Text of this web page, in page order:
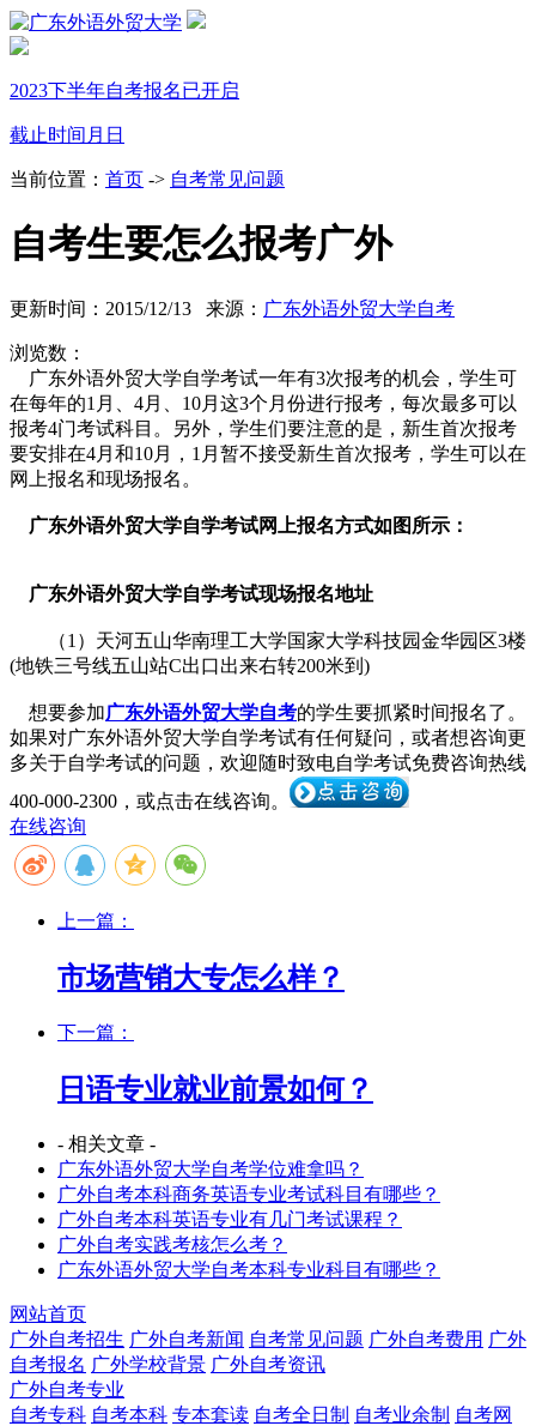
2023下半年自考报名已开启
截止时间 月 日
当前位置： 首页 -> 自考常见问题
自考生要怎么报考广外
更新时间：2015/12/13 来源： 广东外语外贸大学自考
浏览数：
广东外语外贸大学自学考试一年有3次报考的机会，学生可
在每年的1月、4月、10月这3个月份进行报考，每次最多可以
报考4门考试科目。另外，学生们要注意的是，新生首次报考
要安排在4月和10月，1月暂不接受新生首次报考，学生可以在
网上报名和现场报名 。
广东外语外贸大学自学考试网上报名方式如图所示：
广东外语外贸大学自学考试现场报名地址
（1）天河五山华南理工大学国家大学科技园金华园区3楼
(地铁三号线五山站C出口出来右转200米到)
想要参加广东外语外贸大学自考的学生要抓紧时间报名了。
如果对广东外语外贸大学自学考试有任何疑问，或者想咨询更
多关于自学考试的问题，欢迎随时致电自学考试免费咨询热线
400-000-2300 ，或点击在线咨询。
在线咨询
上一篇：
市场营销大专怎么样？
下一篇：
日语专业就业前景如何？
- 相关文章 -
广东外语外贸大学自考学位难拿吗？
广外自考本科商务英语专业考试科目有哪些？
广外自考本科英语专业有几门考试课程？
广外自考实践考核怎么考？
广东外语外贸大学自考本科专业科目有哪些？
网站首页
广外自考招生 广外自考新闻 自考常见问题 广外自考费用 广外
自考报名 广外学校背景 广外自考资讯
广外自考专业
自考专科 自考本科 专本套读 自考全日制 自考业余制 自考网